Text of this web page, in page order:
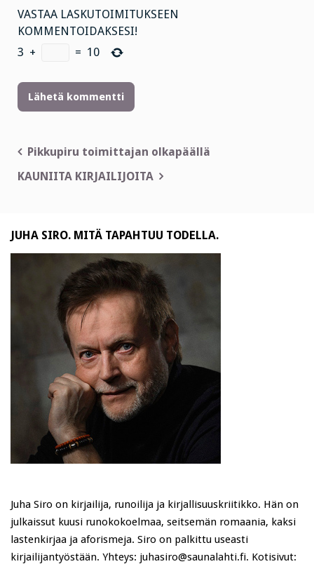
VASTAA LASKUTOIMITUKSEEN
KOMMENTOIDAKSESI!
3 + = 10
Artikkelien
selaus
Pikkupiru toimittajan olkapäällä
KAUNIITA KIRJAILIJOITA
JUHA SIRO. MITÄ TAPAHTUU TODELLA.
Juha Siro on kirjailija, runoilija ja kirjallisuuskriitikko. Hän on
julkaissut kuusi runokokoelmaa, seitsemän romaania, kaksi
lastenkirjaa ja aforismeja. Siro on palkittu useasti
kirjailijantyöstään. Yhteys: juhasiro@saunalahti.fi. Kotisivut: